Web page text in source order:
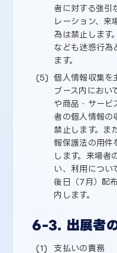
者に対する強引
レーション、来
為は禁止します
なども迷惑行為
ます。
個人情報収集を
ブース内におい
や商品・サービ
者の個人情報の
禁止します。ま
報保護法の用件
します。来場者
い、利用につい
後日（7月）配
内します。
6-3. 出展者
支払いの責務